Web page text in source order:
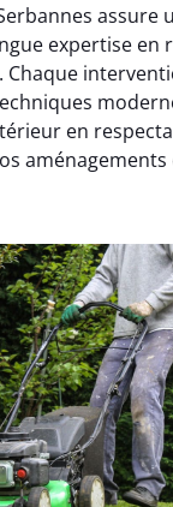
assure
expertise
en
aménagements